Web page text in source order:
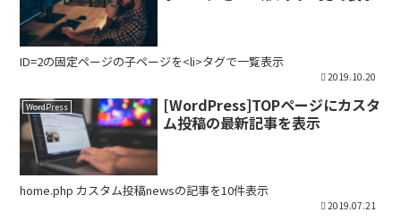
ID=2の固定ページの子ページを<li>タグで一覧表示
2019.10.20
WordPress
[WordPress]TOPページにカスタ
ム投稿の最新記事を表示
home.php カスタム投稿newsの記事を10件表示
2019.07.21